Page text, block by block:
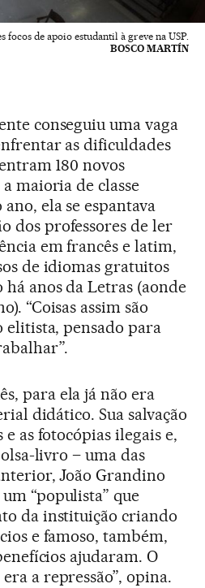
focos de apoio estudantil à greve na USP.
BOSCO MARTÍN
conseguiu uma vaga
as dificuldades
180 novos
maioria de classe
ela se espantava
dos professores de ler
em francês e latim,
de idiomas gratuitos
anos da Letras (aonde
“Coisas assim são
elitista, pensado para
para ela já não era
didático. Sua salvação
as fotocópias ilegais e,
livro – uma das
João Grandino
“populista” que
da instituição criando
e famoso, também,
ajudaram. O
a repressão”, opina.